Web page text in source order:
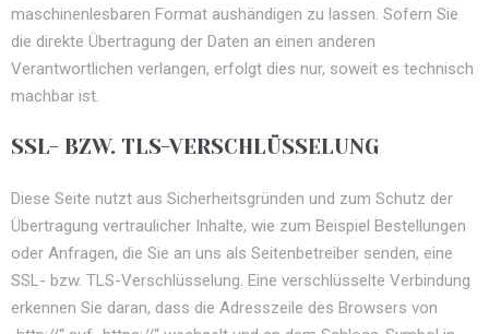
maschinenlesbaren Format aushändigen zu lassen. Sofern Sie
die direkte Übertragung der Daten an einen anderen
Verantwortlichen verlangen, erfolgt dies nur, soweit es technisch
machbar ist.
SSL- BZW. TLS-VERSCHLÜSSELUNG
Diese Seite nutzt aus Sicherheitsgründen und zum Schutz der
Übertragung vertraulicher Inhalte, wie zum Beispiel Bestellungen
oder Anfragen, die Sie an uns als Seitenbetreiber senden, eine
SSL- bzw. TLS-Verschlüsselung. Eine verschlüsselte Verbindung
erkennen Sie daran, dass die Adresszeile des Browsers von